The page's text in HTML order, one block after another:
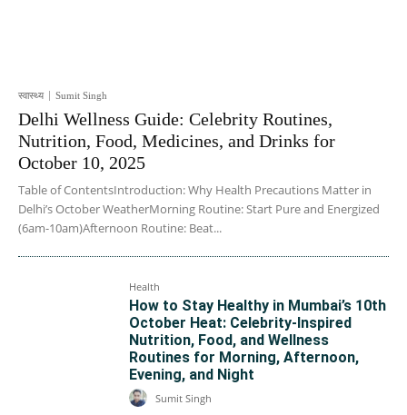
स्वास्थ्य Sumit Singh
Delhi Wellness Guide: Celebrity Routines,
Nutrition, Food, Medicines, and Drinks for
October 10, 2025
Table of ContentsIntroduction: Why Health Precautions Matter in
Delhi’s October WeatherMorning Routine: Start Pure and Energized
(6am-10am)Afternoon Routine: Beat...
Health
How to Stay Healthy in Mumbai’s 10th
October Heat: Celebrity-Inspired
Nutrition, Food, and Wellness
Routines for Morning, Afternoon,
Evening, and Night
Sumit Singh